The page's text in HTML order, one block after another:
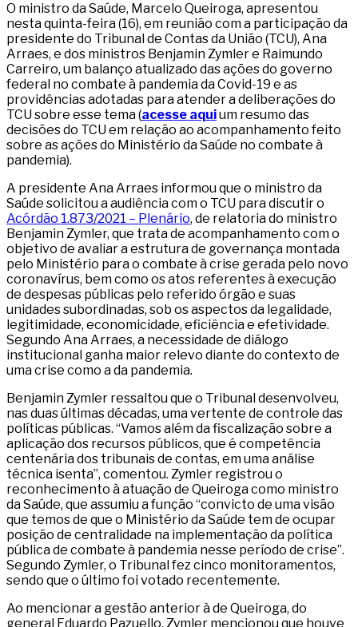
O ministro da Saúde, Marcelo Queiroga, apresentou
nesta quinta-feira (16), em reunião com a participação da
presidente do Tribunal de Contas da União (TCU), Ana
Arraes, e dos ministros Benjamin Zymler e Raimundo
Carreiro, um balanço atualizado das ações do governo
federal no combate à pandemia da Covid-19 e as
providências adotadas para atender a deliberações do
TCU sobre esse tema (acesse aquium resumo das
decisões do TCU em relação ao acompanhamento feito
sobre as ações do Ministério da Saúde no combate à
pandemia).
A presidente Ana Arraes informou que o ministro da
Saúde solicitou a audiência com o TCU para discutir o
Acórdão 1.873/2021 – Plenário, de relatoria do ministro
Benjamin Zymler, que trata de acompanhamento com o
objetivo de avaliar a estrutura de governança montada
pelo Ministério para o combate à crise gerada pelo novo
coronavírus, bem como os atos referentes à execução
de despesas públicas pelo referido órgão e suas
unidades subordinadas, sob os aspectos da legalidade,
legitimidade, economicidade, eficiência e efetividade.
Segundo Ana Arraes, a necessidade de diálogo
institucional ganha maior relevo diante do contexto de
uma crise como a da pandemia.
Benjamin Zymler ressaltou que o Tribunal desenvolveu,
nas duas últimas décadas, uma vertente de controle das
políticas públicas. “Vamos além da fiscalização sobre a
aplicação dos recursos públicos, que é competência
centenária dos tribunais de contas, em uma análise
técnica isenta”, comentou. Zymler registrou o
reconhecimento à atuação de Queiroga como ministro
da Saúde, que assumiu a função “convicto de uma visão
que temos de que o Ministério da Saúde tem de ocupar
posição de centralidade na implementação da política
pública de combate à pandemia nesse período de crise”.
Segundo Zymler, o Tribunal fez cinco monitoramentos,
sendo que o último foi votado recentemente.
Ao mencionar a gestão anterior à de Queiroga, do
general Eduardo Pazuello, Zymler mencionou que houve